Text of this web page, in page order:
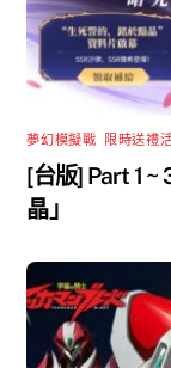
夢幻模擬戰 限時送禮
[台版] Part 1 ~
晶」